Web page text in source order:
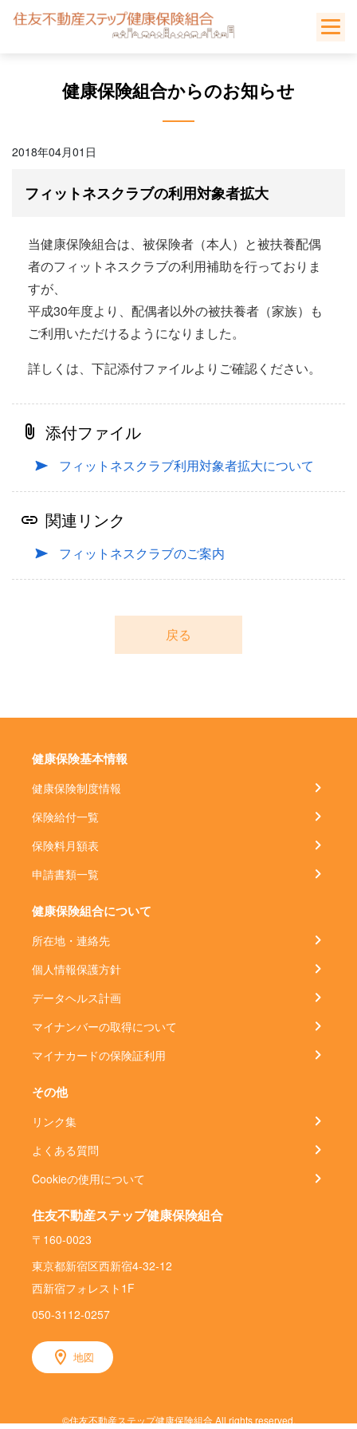
Skip
健康保険組合からのお知らせ
2018年04月01日
フィットネスクラブの利用対象者拡大
当健康保険組合は、被保険者（本人）と被扶養配偶
者のフィットネスクラブの利用補助を行っておりま
すが、
平成30年度より、配偶者以外の被扶養者（家族）も
ご利用いただけるようになりました。
詳しくは、下記添付ファイルよりご確認ください。
添付ファイル
フィットネスクラブ利用対象者拡大について
関連リンク
フィットネスクラブのご案内
戻る
健康保険基本情報
健康保険制度情報
保険給付一覧
保険料月額表
申請書類一覧
健康保険組合について
所在地・連絡先
個人情報保護方針
データヘルス計画
マイナンバーの取得について
マイナカードの保険証利用
その他
リンク集
よくある質問
Cookieの使用について
住友不動産ステップ健康保険組合
〒160-0023
東京都新宿区西新宿4-32-12
西新宿フォレスト1F
050-3112-0257
地図
©住友不動産ステップ健康保険組合 All rights reserved.